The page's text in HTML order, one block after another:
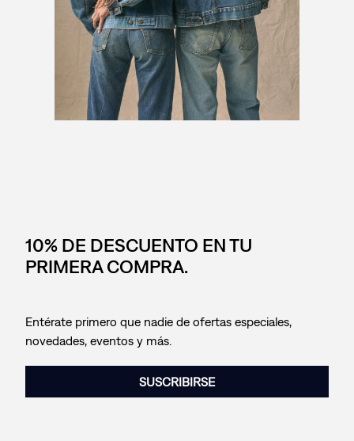
10% DE DESCUENTO EN TU
PRIMERA COMPRA.
Entérate primero que nadie de ofertas especiales,
novedades, eventos y más.
SUSCRIBIRSE